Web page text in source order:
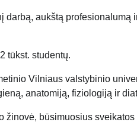
aukštą profesionalumą
tūkst. studentų.
Vilniaus valstybinio
anatomiją, fiziologiją ir
žinovė, būsimuosius